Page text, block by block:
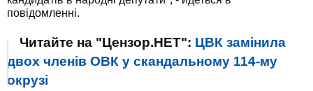
повідомленні.
Читайте на "Цензор.НЕТ": ЦВК замінила
двох членів ОВК у скандальному 114-му
окрузі